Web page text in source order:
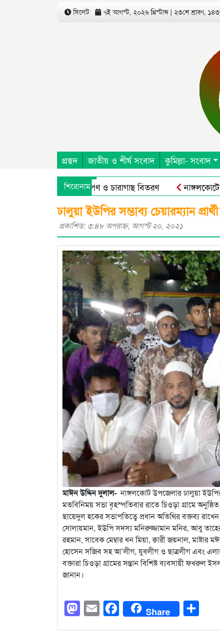
সিলেট ৭ই আগস্ট, ২০২৬ খ্রিস্টাব্দ | ২৩শে শ্রাবণ,
প্রছদ জাতীয় ও শীর্ষ সংবাদ কুমিল্লা- সংবাদ
শিরোনাম
এর উদ্যোগে বৃক্ষরোপণ ও চারাগাছ বিতরণ নাঙ্গলকোটে
এগ্রিকালচারাল এন্ড রুরাল ট্রান্সফরমেশন ফর নিউট্রিশন,
ঢালুয়া ইউপির সম্ভাব্য চেয়ারম্যান
প্রকাশিত: ৩:৪৮ অপরাহ্ণ, আগস্ট ২০, ২০২১
মাঈন উদ্দিন দুলাল- নাঙ্গলকোট উপজেলার ঢালুয়া
মতবিনিময় সভা বৃহস্পতিবার রাতে চিওড়া গ্রামে
ছায়েদুল হকের সভাপতিত্বে প্রধান অতিথির বক্তব্য
সোলায়মান, ইউপি সদস্য মনিরুজ্জামান মনির, আবু
রহমান, সাবেক মেম্বার ধন মিয়া, ক্বারী জয়নাল,
হোসেন সজিব সহ আ’লীগ, যুবলীগ ও ছাত্রলীগ এবং
বক্তারা চিওড়া গ্রামের সন্তান বিশিষ্ট ব্যবসায়ী ফখরুল
জানান।
Mastodon
EmailFacebook
Share